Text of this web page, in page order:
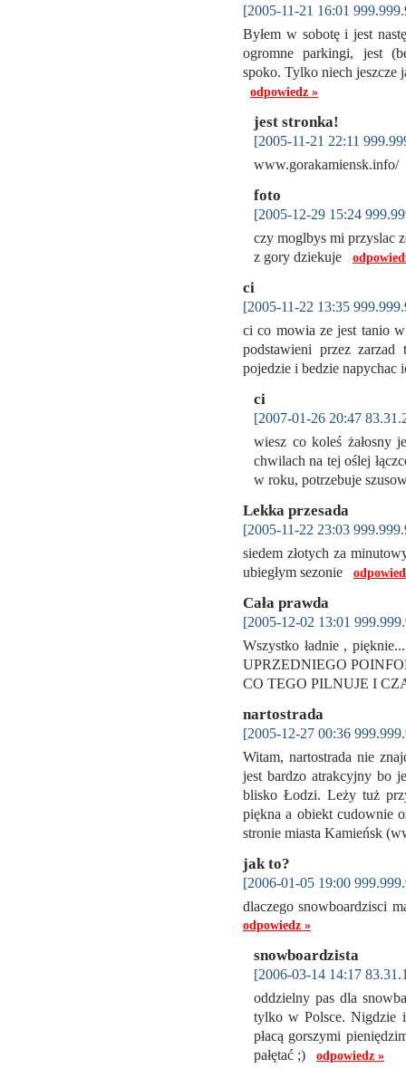
[2005-11-21 16:01
Byłem w sobotę i jest
ogromne parkingi, jest
spoko. Tylko niech jeszcze
odpowiedz »
jest stronka!
[2005-11-21 22:11
foto
[2005-12-29 15:24
czy moglbys mi przyslac
z gory dziekuje
ci
[2005-11-22 13:35
ci co mowia ze jest tanio
podstawieni przez
pojedzie i bedzie
ci
[2007-01-26 20:47
wiesz co koleś żałosny
chwilach na tej oślej
w roku, potrzebuje
Lekka przesada
[2005-11-22 23:03
siedem złotych za
ubiegłym sezonie
Cała prawda
[2005-12-02 13:01
Wszystko ładnie ,
UPRZEDNIEGO
CO TEGO PILNUJE I
nartostrada
[2005-12-27 00:36
Witam, nartostrada nie
jest bardzo atrakcyjny bo
blisko Łodzi. Leży tuż
piękna a obiekt cudownie
stronie miasta Kamieńsk
jak to?
[2006-01-05 19:00
dlaczego snowboardzisci
odpowiedz »
snowboardzista
[2006-03-14 14:17
oddzielny pas dla
tylko w Polsce. Nigdzie
płacą gorszymi
pałętać ;) odpowiedz »